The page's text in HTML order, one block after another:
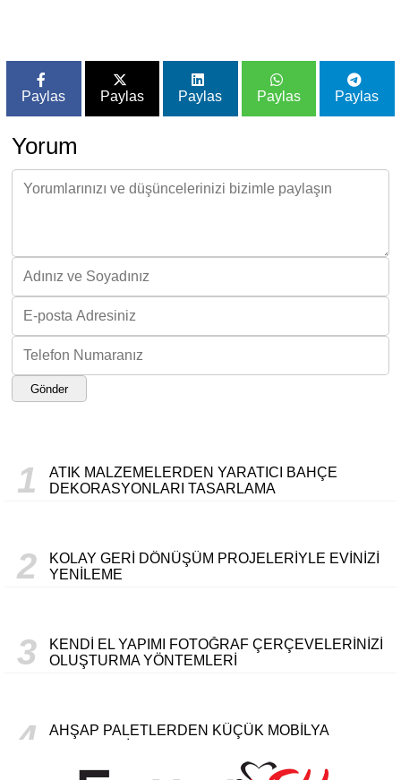
Paylas Paylas Paylas Paylas Paylas
Yorum
Gönder
1
ATIK MALZEMELERDEN YARATICI BAHÇE
DEKORASYONLARI TASARLAMA
2
KOLAY GERI DÖNÜŞÜM PROJELERIYLE EVINIZI
YENILEME
3
KENDI EL YAPIMI FOTOĞRAF ÇERÇEVELERINIZI
OLUŞTURMA YÖNTEMLERI
4
AHŞAP PALETLERDEN KÜÇÜK MOBILYA